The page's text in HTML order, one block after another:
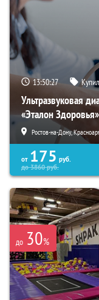
13:50:26
Ультразвуковая
«Эталон Здоровья»
Ростов-на-Дону,
от 175 руб.
до3860руб.
до 30%